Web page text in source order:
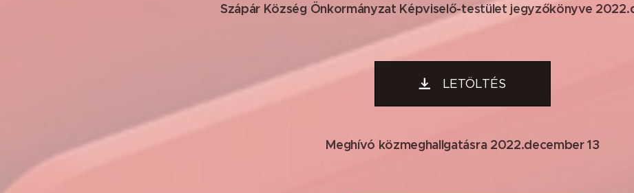
Szápár Község Önkormányzat Képviselő-testület jegyzőkönyve
LETÖLTÉS
Meghívó közmeghallgatásra 2022.december 13